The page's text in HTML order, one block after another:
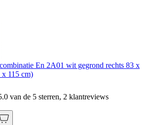
En 2A01 wit gegrond rechts 83 x
115 cm)
van de 5 sterren, 2 klantreviews